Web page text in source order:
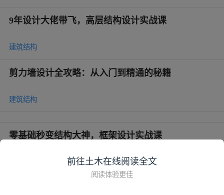
9年设计大佬带飞，高层结构设计实战课
建筑结构
剪力墙设计全攻略：从入门到精通的秘籍
建筑结构
零基础秒变结构大神，框架设计实战课
前往土木在线阅读全文
阅读体验更佳